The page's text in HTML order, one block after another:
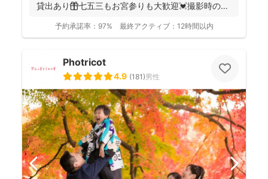
貸出あり🎁七五三もお宮参りも大歓迎💓撮影時のみ
予約承諾率： 97% 最終アクティブ： 12時間以内
Photricot
4.9 (181)男性